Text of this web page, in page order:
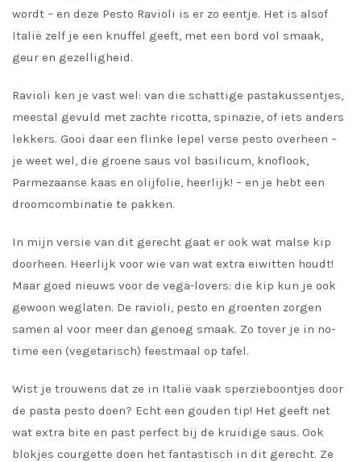
wordt – en deze Pesto Ravioli is er zo eentje. Het is alsof
Italië zelf je een knuffel geeft, met een bord vol smaak,
geur en gezelligheid.
Ravioli ken je vast wel: van die schattige pastakussentjes,
meestal gevuld met zachte ricotta, spinazie, of iets anders
lekkers. Gooi daar een flinke lepel verse pesto overheen –
je weet wel, die groene saus vol basilicum, knoflook,
Parmezaanse kaas en olijfolie, heerlijk! – en je hebt een
droomcombinatie te pakken.
In mijn versie van dit gerecht gaat er ook wat malse kip
doorheen. Heerlijk voor wie van wat extra eiwitten houdt!
Maar goed nieuws voor de vega-lovers: die kip kun je ook
gewoon weglaten. De ravioli, pesto en groenten zorgen
samen al voor meer dan genoeg smaak. Zo tover je in no-
time een (vegetarisch) feestmaal op tafel.
Wist je trouwens dat ze in Italië vaak sperzieboontjes door
de pasta pesto doen? Echt een gouden tip! Het geeft net
wat extra bite en past perfect bij de kruidige saus. Ook
blokjes courgette doen het fantastisch in dit gerecht. Ze